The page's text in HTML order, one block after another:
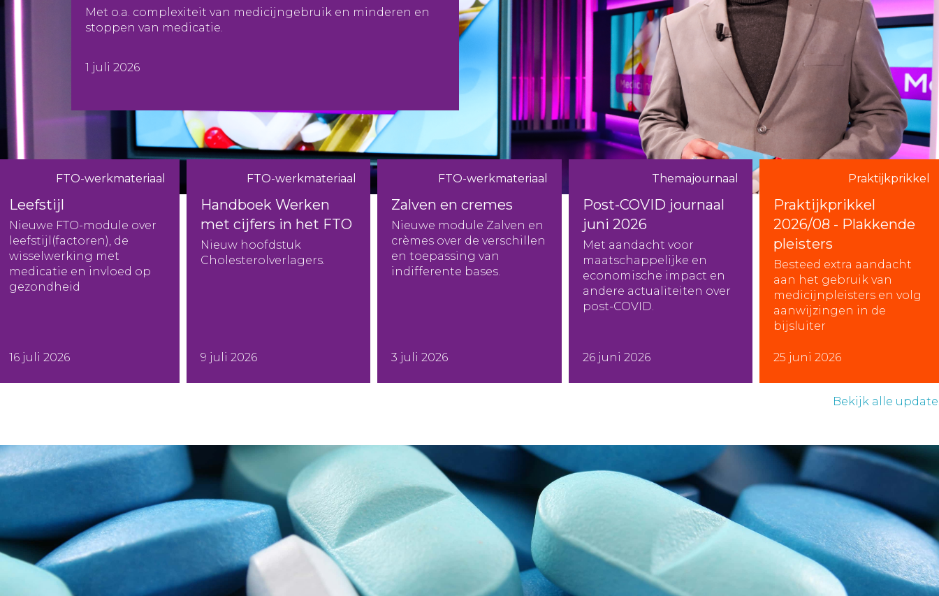
Met o.a. complexiteit van medicijngebruik en minderen en
stoppen van medicatie.
1 juli 2026
FTO-werkmateriaal
Leefstijl
Nieuwe FTO-module over
leefstijl(factoren), de
wisselwerking met
medicatie en invloed op
gezondheid
16 juli 2026
FTO-werkmateriaal
Handboek Werken
met cijfers in het FTO
Nieuw hoofdstuk
Cholesterolverlagers.
9 juli 2026
FTO-werkmateriaal
Zalven en cremes
Nieuwe module Zalven en
crèmes over de verschillen
en toepassing van
indifferente bases.
3 juli 2026
Themajournaal
Post-COVID journaal
juni 2026
Met aandacht voor
maatschappelijke en
economische impact en
andere actualiteiten over
post-COVID.
26 juni 2026
Praktijkprikkel
Praktijkprikkel
2026/08 - Plakkende
pleisters
Besteed extra aandacht
aan het gebruik van
medicijnpleisters en volg
aanwijzingen in de
bijsluiter
25 juni 2026
Bekijk alle